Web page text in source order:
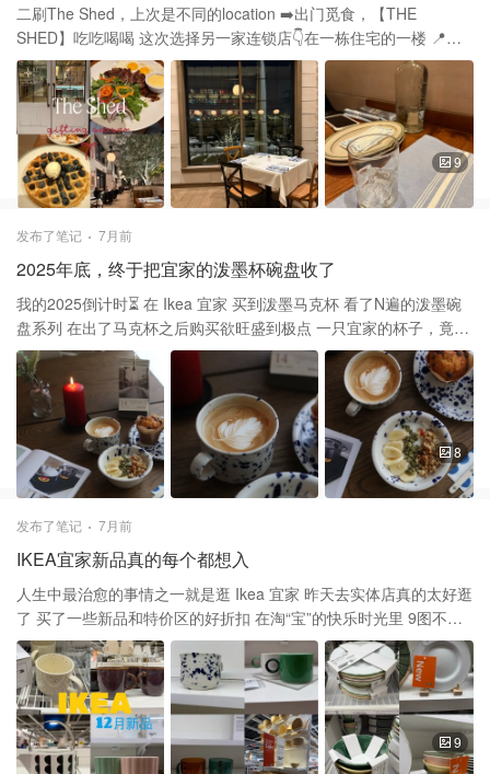
欢的酸甜鱼 外皮酥脆内部鱼肉鲜嫩 造型也很酷，厨师的手工真的太
赞了 这次还点了毛血旺，干锅花菜，手撕包菜 梅菜扣肉，每道都是
中餐的经典 御园，不止是一家中餐厅 更是一场味觉盛宴，文化交流
中心 让味觉与感受同时沉浸的东方文化中 在这里，一餐一味，皆是
国人对吃的讲究 一席一宴，尽显中式风范
二刷The Shed，上次是不同的location ➡️出门觅食，【THE
SHED】吃吃喝喝 这次选择另一家连锁店👇在一栋住宅的一楼 📍
685 Merrick Ave, Westbury, NY 11590 比上次去的地方要大，更美
舒适的用餐环境，早午餐全天供应 我们选择靠进窗户的卡座🛋️ 月光
撒在铺满积雪的树枝 透过超大的几乎落地的窗向外看 感觉整个城市
🌆都远离了喧嚣 时间好像在这一刻定格 冬天这个寒冷的季节也显得
格外温柔 服务员面带微笑地问我们要喝什么 不久后拿来水再帮我门
点餐 装水的瓶子和杯子我都忍不住欣赏好久 我们两个人点了一个前
菜 🍗 Shed Wings 一份大概五六个，buffalo口味 旁边的芹菜很爽
口，非常嫩 鸡皮烤的有一点脆微辣的 里面的鸡肉又非常鲜嫩 🧇
或者巧克力 中间的小球球不是冰淇淋而是黄油🧈 淋上maple syrup
黄油切下一小块 华夫饼沾了一点syrup配上黄油巨好吃 🥩Steak &
Eggs 里脊牛排，两个鸡蛋🥚可任选cook的方式 我们选了Sunny
side up 还有自制薯条和沙拉 可以叫他们拿牛排酱 牛排选择medium
五分熟 刚刚好 肉质鲜嫩多汁，藏在肉下面的薯条味道和口感也非常
特别 🥚Eggs In The Garden 类似于沙拉🥗，🈶avocado，烤番茄
鹰嘴豆泥，芝麻叶菜沙拉🥗 姐妹淘出来吃饭首先是一种氛围 注重餐
馆的气氛环境，其次是口味 The Shed是一家颜值和口味都在线的餐
厅 在忙碌的日常中，留下一段这样难得不被打扰的时光 用简单却真
诚的方式和朋友一起吃顿饭 哪怕只是一顿晚餐，也足以让人身心灵
都得到放松
9
发布了笔记 7月前
2025年底，终于把宜家的泼墨杯碗盘收了
我的2025倒计时⏳ 在 Ikea 宜家 买到泼墨马克杯 看了N遍的泼墨碗
盘系列 在出了马克杯之后购买欲旺盛到极点 一只宜家的杯子，竟然
让我理智下线 冲动到把同系列的碗和盘子都收了 美到甚至忽略它里
面的内容 只想欣赏它的不张扬却又特别设计 买了一套，一定还要再
去冲一套 杯子盘子碗都是磨砂质感 这种材质多了几分低调的奢华 不
规则的泼墨图案使它每件都独一无二 无论杯子是装着温水、咖啡，
或茶 也装着这一年的余温～ 碗🥣不大，适合当酸奶碗 盘子🈶大小尺
寸之分我买的是相对小一些 还有个更大的，这两种都适合放甜点🍮
或沙拉 甚至中餐美味菜肴也不违和 无论盛放什么都能增加食欲
2025开始进入倒计时 总会被一些小物件所打动 杯子碗盘是一日三餐
这一季的宜家碗盘有好多新品 特别值得花点时间去店里淘淘自己喜
欢的 而且现在正值Winter sale 红色的蜡烛🕯️打完折只要$1.99 很有
圣诞气氛🎄 2025即将翻篇 希望明年依然能认真生活
8
发布了笔记 7月前
IKEA宜家新品真的每个都想入
人生中最治愈的事情之一就是逛 Ikea 宜家 昨天去实体店真的太好逛
了 买了一些新品和特价区的好折扣 在淘“宝”的快乐时光里 9图不够
系列，每个都像艺术品 绿色和白色有机玻璃波点碗居然耶打折了 上
次分享了泼墨碗盘➡️ 沉浸在IKEA的两小时，找回了生活的小确幸 这
次看到有mug，可惜没货，希望马上补 新品暖黄色的mug加上一点
彩色波点到敲有节日气息 UPPLAGA系列的新品碗盘简约大气 平时
喜欢浅色餐具，但发现绿色黑色也超好看 不锈钢碗在打， 力度还不
小，昨天刚走马观花逛逛 今天email收到winter sale的消息 感觉比黑
9